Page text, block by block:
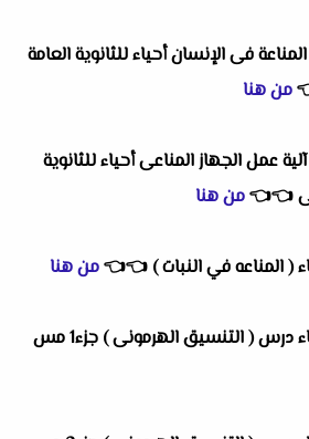
فى الإنسان أحياء للثانوية العامة
من هنا
عمل الجهاز المناعى أحياء للثانوية
👈
👈من هنا
( المناعه في النبات ) 👈
👈من هنا
امتحان الكتروني أحياء درس ( التنسيق الهرمونى ) جزء1 مس